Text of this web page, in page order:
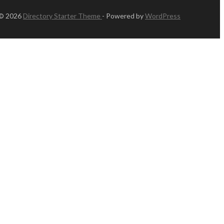
2026 Directory Starter Theme - Powered byWordPress